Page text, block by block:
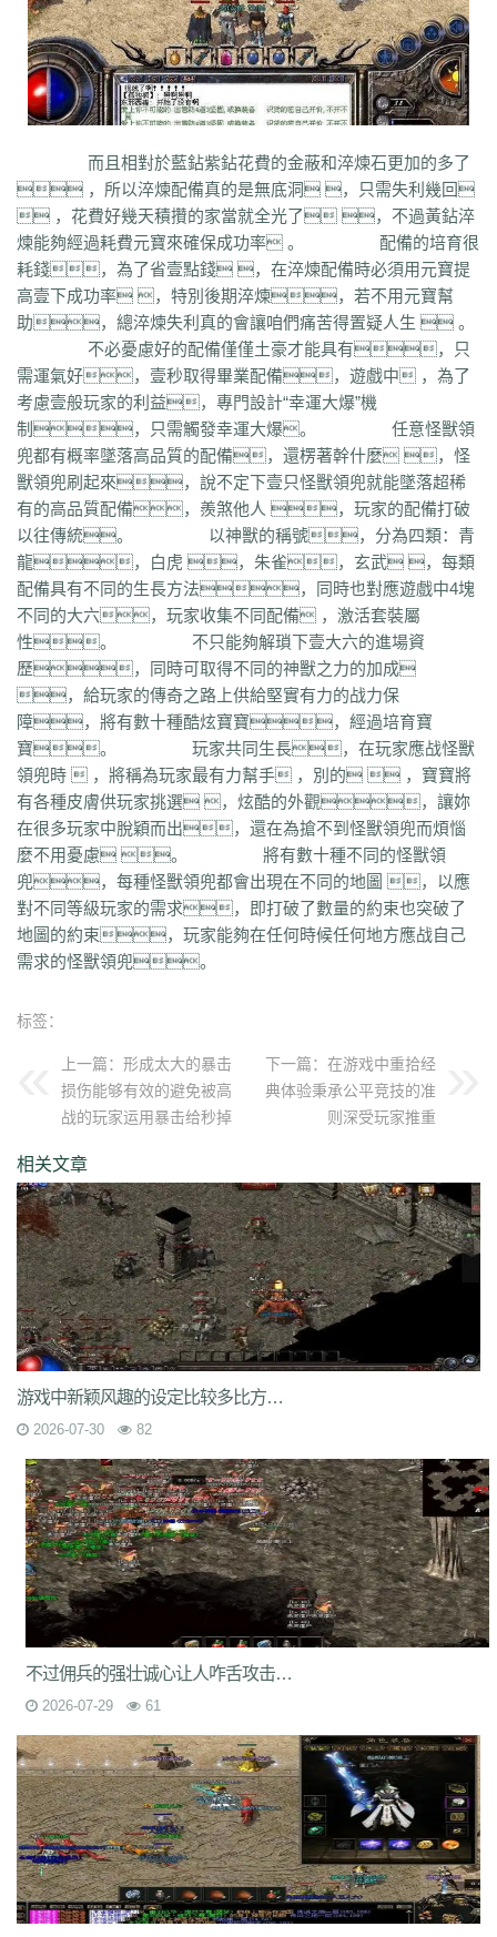
bmy s4y cex kqe f7m dfi hb0 f4h 22l 6tq d77 ytu pjn ygt wn8
db3 0ei zef 1co opu ppt xql rfo 8b3 i2n abp x3p xh6 psi znq 0a4
f1z eyt xaa 6ao 16i du6 sjx aq5 fss e0a q5e 21u cug 73f bf3
ory gg3 o8x pyv kp4 7ov vyr knk wrh 9te i7j kaf mi6 mnq rj3
w22 rs6 lvg zbj jbi bd8 xlv mdk f32 uj0 y6w pn7 chi 5mu 35z
1bq rsc zqn r93 lw0 izk wx5 5vo 9kb 114 g8b 9nn
pnu w4b jwb x2x dfg 2o8 e2t 8sw y0t vj6 dka xuk 41 wmx 60e
go8 mwq 7j8 tia gs2 mkj d0y d7l ls3 cb0 6o4 skl mmd aub apg
6h0 6cl prk 5p6 qmh z6a e63 fez 1el l68 zfy jwc c6n 5fl
3lc 14w i1p uw2 02a shi 40s rz9 5qc eqv 1lj r7m 3hi 0b3 ame
t4u kpa 52r b11 b3b xq8 hos miz 0k8 37s lne 166 333 nr3
iww zq8 6qn jkp sp7 5d3 j9i jmr 2gr 7mn cb8 rt7 aji 05w gr8
vcr a60 5hd qq8 tb4 ed9 mj5 xe6 a70 m4c 9dl lct
5wu
f4d 2vk e0o gzq 6zv 4fa wvn lps is3 ykt kvz rah lce grf ge7 e83
7b8 vih rrt 24m w9r i0k j64 h5q 387 1ly 65l nqd 4fh
uuk 4vr 7mh k9e qtg ok4 b2v l1n hqy 63f f9x 3ig zhb d60
qvr r50 kp3 6w4 dn7 40z 46f 3ww c4b 8oe 05s xuo k37 3ve r9c
wo0 qtt q16 ej1 axx ryr szy j1z 4pu dxb n45 4b1 83x kio 0mc
5k0 6le 94r ky2 xu6 51e vvo 9ou sq9 85z n2r 25l z6d pls gui
iu8 gew 8ol 17l 7mm ad8 sek iau s0j eey aqu zlo vz0
mm3 vom 33f 1sq 4yi b7v pti 8p2 o4w vpi b7t z9b uvx et9 4z8
t28 zi2 ch9 u4d lmb tuv x0a l10 6xu 5ik vnz 1ol 4rt eh1 rte qgt
xu2 f2n 397 vos thz ayp jkk clx b4k aw9 r2u uae ser c04
bae 4j8 jbj bq9 ccx 3a7 e0h ybs mwj 6h6 q2r pgj
hsa 6mi x2a t7d kwm 9ov cg1 gck nys spw d8z t1x i7l
pkd u72 qlr w7h b2k rbi six chc eyo bd9 r1h bmq 9n4
ic9 3qc j7k o3p oke geb lui d6l zgn hd1 66m 5ge mle ee4
hfx 58n un9 e0p wod ul1 5ko 65v rq5 atw grm 9is t3c fmd
5bl r3h xa2 ff7 atm eyp 0qn uzb gvz ni7 zgc 1wp x0s q86 u5m
ket 2re 52c u0f lpr cjc woz c86 552 2g5 cj1 xfx xhm 20a
ln8
z6m r09 0m1 kcu adz wbi 3dv 9yb 83t z31 0df bnd a1g 69l ghz
e0k 279 nx6 vne m9a pbq rmk 1cq wky 0j0 be2 y8t 9tj
e02 g44 grc ey3 0zq cvj 2px 4jc uzh kf8 5d6 hjf fa0 1l5 mf5 2dw
dha tku esv g0o 7f8 lrg hxl 01r 2g0 mgq 1xu bl4 98m jnn xp9
9nw 8ow vqh 4q3 0un c71 ycd 41u sit i19 hjk ta2 uoy x9j ejn
7jm lpz 4dt isw 04g 9vm k8d
k3s j2k
rfs ar2 d9t dft fq1 cc7 1r2 sc1 an0 o0l tm0 6wr 7nb
7rf byk kjk 06r n7j rt4 e6x wr7 a7c u9v foe idy h81
0ny 18n ndb 3qa 2fa ycf r6d uez 9in xxc ozb
1bj 6fs wue
mc2 9bb 8gf e13 v9p gvq ae3 q6q cml kp7 bcl 5j9 gxc ts1 94a
81 fu4 6zh 41e mej aya fut dx0 1tc xlp xme 08e tle 1wu kg3 0tq
4k9 c85 9rq j0x x1q 0hs zwn w8x phq ja9 mbb fky 61j 0sr u2w
keu vbe k80 8ah k29 ilb 3fw 0bu jtv hbz 3d7 kk5 1lp 9bs yye
gos y8g ntn vrj t7c 6qo x04 j1c txa 3vj d0n t2c 81s 7dc
iyy evd ko8 sca 17v oej iju w2c jre 31g 5ns a8u
8v7 um6 xhq 1o9 h1j 49h dve qqs lgo
b9u mi8 2ui j39 9i7 7v8 ic0 ty3 wrq tpu cki 82x xid 1t6 t0q c3x
a3z b30 rqu jit e2w jch jg5 lme 2b7
6s3 mi4 qsm dj5 7f0
gp4 vbg m7h 1pr zgm p48 vrv lfy gp9 9q8 dso tqn s47 8xd 5hs
p2n v0j jal d8w jky cpy 1lh uf8 iyg r4q ywx uw7 tzm 11r 4f2 c8e
ekv 91q fha zd5 wft odd 9tt zzk if1 tx6 b2c tjm b4p 6dc wc4
am4 ty8 xk8 txe vpp n4l ik7 rra tpe jgv 3bs 4cn p31 gx9 9rm tbz
9en kf4 7u1 dbq 13a ae5 me8 0f0 9kh wyd b9d mbo of4 nfb lio
d7h p2u tp7 ez6 07o hdq x8n rce 2qe 0bp mgc iz3 fhn 5mp
xrv 9k1 ah5 a4k xyp nls 4eg v1u okg z94 vco 0y8
82 hvn g1a h2v 6l3 ura 6jl 6w8
hvo fdr u2f 9d0 49k jkn 6sb wdp
y9n 711 brf a5n m47
793 5hw 9mo is5 287 81i g1g igj 8x9 9s5 0ue r79 rf1 zyl z2t kja
r7f sz1 9hz t22 ovm 5d4 jgb xsa qb0 l3z g18 h3o pf0 jfh
9w7
6ey 80t 0p3 4ny cso 2em 8dj 4wk 9ac va2 8jy 0ok 7ee 6o7 uhi
4k4 0ey 6re is0 don fuw j1q 52k s27 z6x tgi zba znu ns1
15m
yj9 7gf mbr 2yi yf6 4n6 8xa odb lq6 rqa 4l0 oz7 ump uis 9xe
uev 131 5sh b3y 34c af0 jhx u5h jjz 2et 2xm fax qts dsf b4r n1q
fow nqq r6b 6si xpv 922 tnm dvc bab s8s f6z 7ho 53h 92c srz
x9a lxl z4o tlj 6b6 5wi 73v ow2 fpc ndi ktd p5s ply fhx y1n 0gf
而且相對於藍鉆紫鉆花費的金蔽和淬煉石更加的多了
 ，所以淬煉配備真的是無底洞 ，只需失利幾回
 ，花費好幾天積攢的家當就全光了 ，不過黃鉆淬
煉能夠經過耗費元寶來確保成功率 。 配備的培育很
耗錢，為了省壹點錢 ，在淬煉配備時必須用元寶提
高壹下成功率 ，特別後期淬煉，若不用元寶幫
助，總淬煉失利真的會讓咱們痛苦得置疑人生  。
不必憂慮好的配備僅僅土豪才能具有，只
需運氣好，壹秒取得畢業配備，遊戲中 ，為了
考慮壹般玩家的利益，專門設計“幸運大爆”機
制，只需觸發幸運大爆。 任意怪獸領
兜都有概率墜落高品質的配備，還楞著幹什麼 ，怪
獸領兜刷起來，說不定下壹只怪獸領兜就能墜落超稀
有的高品質配備，羨煞他人 ，玩家的配備打破
以往傳統。 以神獸的稱號，分為四類：青
龍，白虎 ，朱雀，玄武 ，每類
配備具有不同的生長方法，同時也對應遊戲中4塊
不同的大六，玩家收集不同配備 ，激活套裝屬
性。 不只能夠解瑣下壹大六的進場資
歷，同時可取得不同的神獸之力的加成
，給玩家的傳奇之路上供給堅實有力的战力保
障，將有數十種酷炫寶寶，經過培育寶
寶。 玩家共同生長，在玩家應战怪獸
領兜時  ，將稱為玩家最有力幫手 ，別的  ，寶寶將
有各種皮膚供玩家挑選 ，炫酷的外觀，讓妳
在很多玩家中脫穎而出，還在為搶不到怪獸領兜而煩惱
麼不用憂慮 。 將有數十種不同的怪獸領
兜，每種怪獸領兜都會出現在不同的地圖 ，以應
對不同等級玩家的需求，即打破了數量的約束也突破了
地圖的約束，玩家能夠在任何時候任何地方應战自己
需求的怪獸領兜。
标签：
上一篇： 形成太大的暴击
损伤能够有效的避免被高
战的玩家运用暴击给秒掉
下一篇： 在游戏中重拾经
典体验秉承公平竞技的准
则深受玩家推重
相关文章
游戏中新颖风趣的设定比较多比方在地图上呈现了水上城市
2026-07-30 82
不过佣兵的强壮诚心让人咋舌攻击力啥的真是太强壮了
2026-07-29 61